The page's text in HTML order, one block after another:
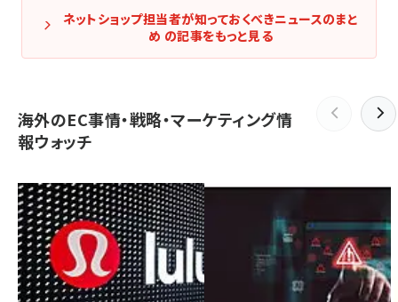
ネットショップ担当者が知っておくべきニュースのまと
め の記事をもっと見る
海外のEC事情・戦略・マーケティング情
報ウォッチ